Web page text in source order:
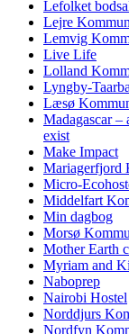
Lefolket
Lejre
Lemvig
Live Life
Lolland
Lyngby-
Læsø
Madagascar
exist
Make Impact
Mariagerfjord
Micro-
Middelfart
Min dagbog
Morsø
Mother Earth
Myriam and
Naboprep
Nairobi Hostel
Norddjurs
Nordfyn